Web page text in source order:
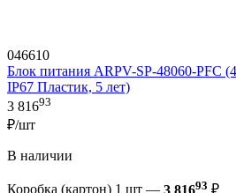
046610
Блок питания ARPV-SP-48060-PFC
IP67 Пластик, 5 лет)
3 81693
₽/шт
В наличии
Коробка (картон) 1 шт — 3 81693 ₽